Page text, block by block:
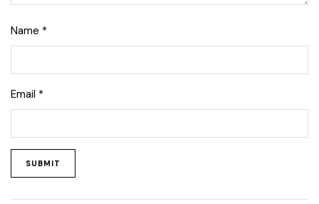
Name *
Email *